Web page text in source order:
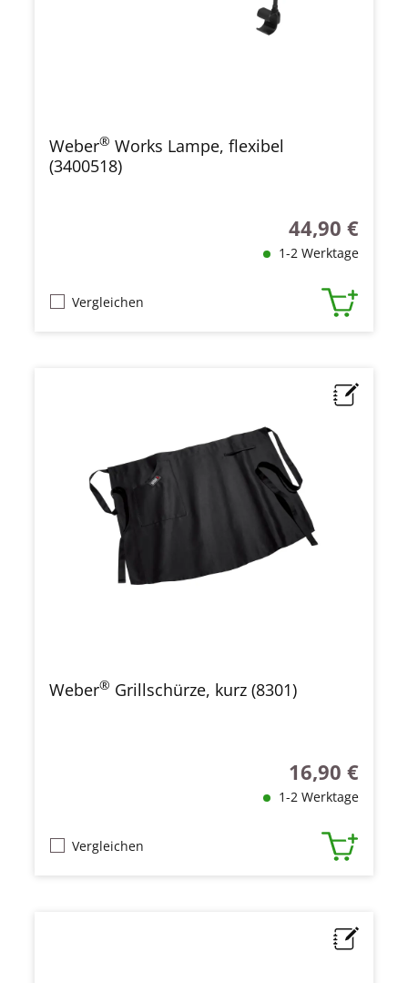
Weber® Works Lampe, flexibel
(3400518)
Regulärer Preis:
44,90 €
1-2 Werktage
Vergleichen
Weber® Grillschürze, kurz (8301)
Regulärer Preis:
16,90 €
1-2 Werktage
Vergleichen